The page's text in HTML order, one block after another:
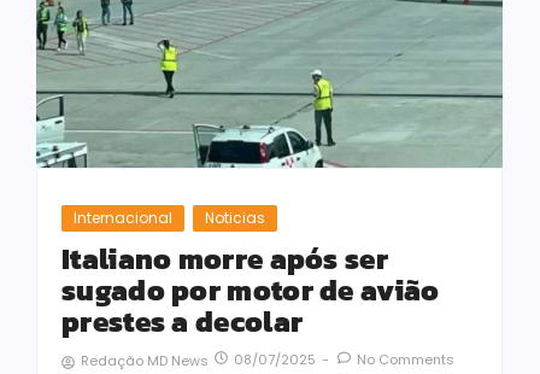
Internacional Noticias
Italiano morre após ser
sugado por motor de avião
prestes a decolar
Redação MD News 08/07/2025 - No Comments